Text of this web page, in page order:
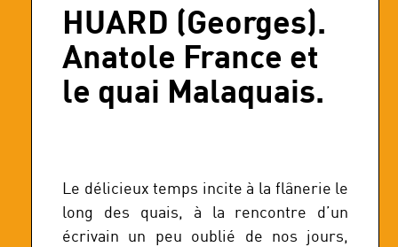
HUARD (Georges).
Anatole France et
le quai Malaquais.
Le délicieux temps incite à la flânerie le
long des quais, à la rencontre d’un
écrivain un peu oublié de nos jours,